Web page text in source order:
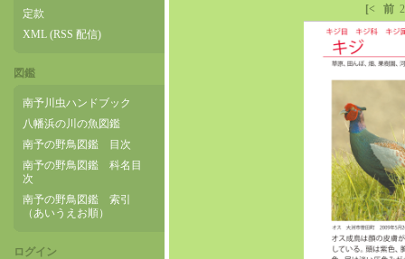
定款
XML (RSS 配信)
図鑑
南予川虫ハンドブック
八幡浜の川の魚図鑑
南予の野鳥図鑑 目次
南予の野鳥図鑑 科名目
次
南予の野鳥図鑑 索引
（あいうえお順）
ログイン
[< 前 2